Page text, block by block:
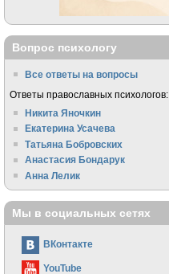
Вопрос психологу
Все ответы на вопросы
Ответы православных психологов:
Никита Яночкин
Екатерина Усачева
Татьяна Бобровских
Анастасия Бондарук
Анна Лелик
Мы в социальных сетях
ВКонтакте
YouTube